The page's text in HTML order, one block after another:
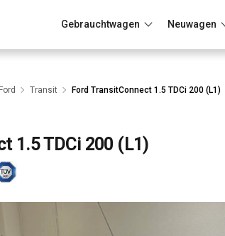
Gebrauchtwagen Neuwagen
Ford Transit Ford TransitConnect 1.5 TDCi 200 (L1)
1.5 TDCi 200 (L1)